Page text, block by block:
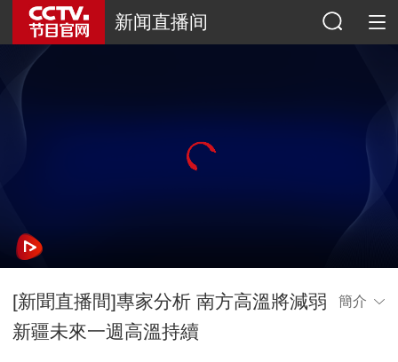
新闻直播间
[新聞直播間]專家分析 南方高溫將減弱
新疆未來一週高溫持續
簡介